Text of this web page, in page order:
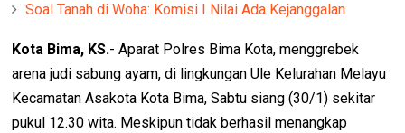
Soal Tanah di Woha: Komisi I Nilai Ada Kejanggalan
Kota Bima, KS.- Aparat Polres Bima Kota, menggrebek
arena judi sabung ayam, di lingkungan Ule Kelurahan Melayu
Kecamatan Asakota Kota Bima, Sabtu siang (30/1) sekitar
pukul 12.30 wita. Meskipun tidak berhasil menangkap